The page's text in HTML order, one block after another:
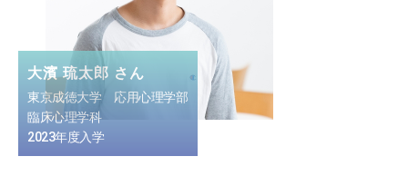
大濱 琉太郎 さん
東京成徳大学 応用心理学部
臨床心理学科
2023年度入学